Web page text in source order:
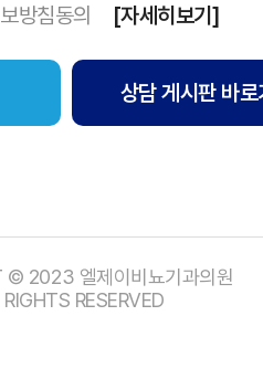
방침동의 [자세히보기]
상담 게시판 바
© 2023 엘제이비뇨기과의원
RESERVED